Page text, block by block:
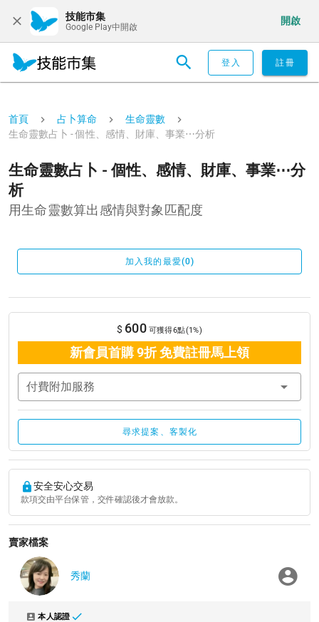
技能市集
Google Play中開啟
開啟
登入 註冊
首頁 占卜算命
生命靈數
生命靈數占卜 - 個性、感情、財庫、事業⋯分析
生命靈數占卜 - 個性、感情、財庫、事業⋯分
析
用生命靈數算出感情與對象匹配度
加入我的最愛(0)
$ 600 可獲得6點(1%)
新會員首購 9折 免費註冊馬上領
付費附加服務
尋求提案、客製化
安全安心交易
款項交由平台保管，交件確認後才會放款。
賣家檔案
秀蘭
本人認證